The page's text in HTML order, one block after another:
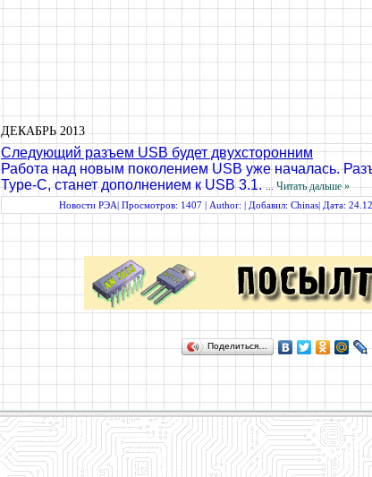
ДЕКАБРЬ 2013
Следующий разъем USB будет двухсторонним
Работа над новым поколением USB уже началась.
Type-C, станет дополнением к USB 3.1....Читать дальше »
Новости РЭА| Просмотров: 1407 | Author: | Добавил: Chinas| Дата:
Поделиться…